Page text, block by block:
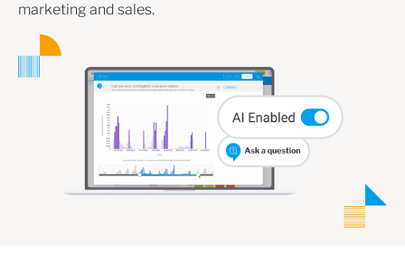
marketing and sales.